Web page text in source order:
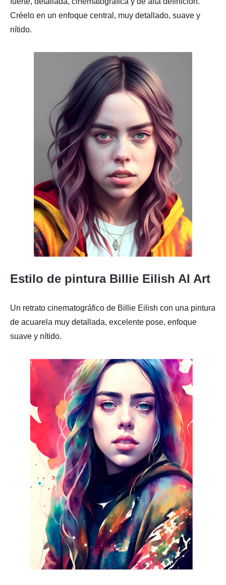
Créelo en un enfoque central, muy detallado, suave y
nítido.
Estilo de pintura Billie Eilish AI Art
Un retrato cinematográfico de Billie Eilish con una pintura
de acuarela muy detallada, excelente pose, enfoque
suave y nítido.